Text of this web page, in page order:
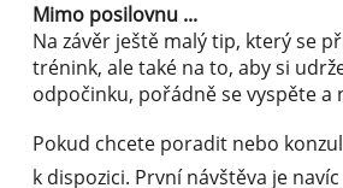
Mimo posilovnu ...
Na závěr ještě malý tip, který se
trénink, ale také na to, aby si
odpočinku, pořádně se vyspěte
Pokud chcete poradit nebo
k dispozici. První návštěva je navíc